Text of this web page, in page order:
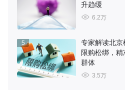
升趋缓
6.2万
5
专家解读北京
限购松绑，
群体
3.5万